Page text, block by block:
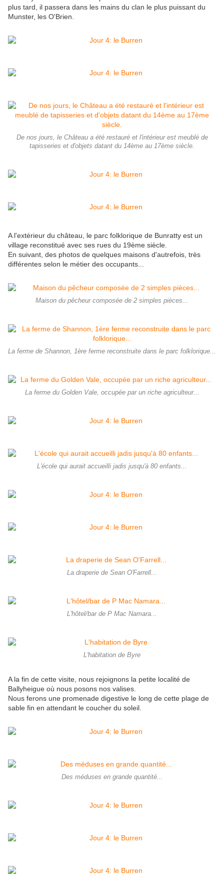
plus tard, il passera dans les mains du clan le plus puissant du
Munster, les O'Brien.
De nos jours, le Château a été restauré et l'intérieur est meublé de
tapisseries et d'objets datant du 14ème au 17ème siècle.
A l'extérieur du château, le parc folklorique de Bunratty est un
village reconstitué avec ses rues du 19ème siècle.
En suivant, des photos de quelques maisons d'autrefois, très
différentes selon le métier des occupants...
Maison du pêcheur composée de 2 simples pièces...
La ferme de Shannon, 1ère ferme reconstruite dans le parc folklorique...
La ferme du Golden Vale, occupée par un riche agriculteur...
L'école qui aurait accueilli jadis jusqu'à 80 enfants...
La draperie de Sean O'Farrell...
L'hôtel/bar de P Mac Namara...
L'habitation de Byre
A la fin de cette visite, nous rejoignons la petite localité de
Ballyheigue où nous posons nos valises.
Nous ferons une promenade digestive le long de cette plage de
sable fin en attendant le coucher du soleil.
Des méduses en grande quantité...